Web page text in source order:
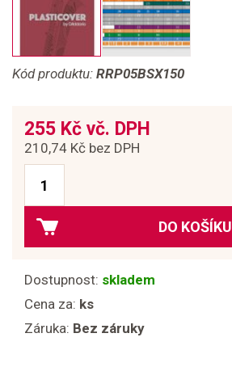
Kód produktu: RRP05BSX150
255 Kč vč. DPH
210,74 Kč bez DPH
DO KOŠÍKU
Dostupnost: skladem
Cena za: ks
Záruka: Bez záruky